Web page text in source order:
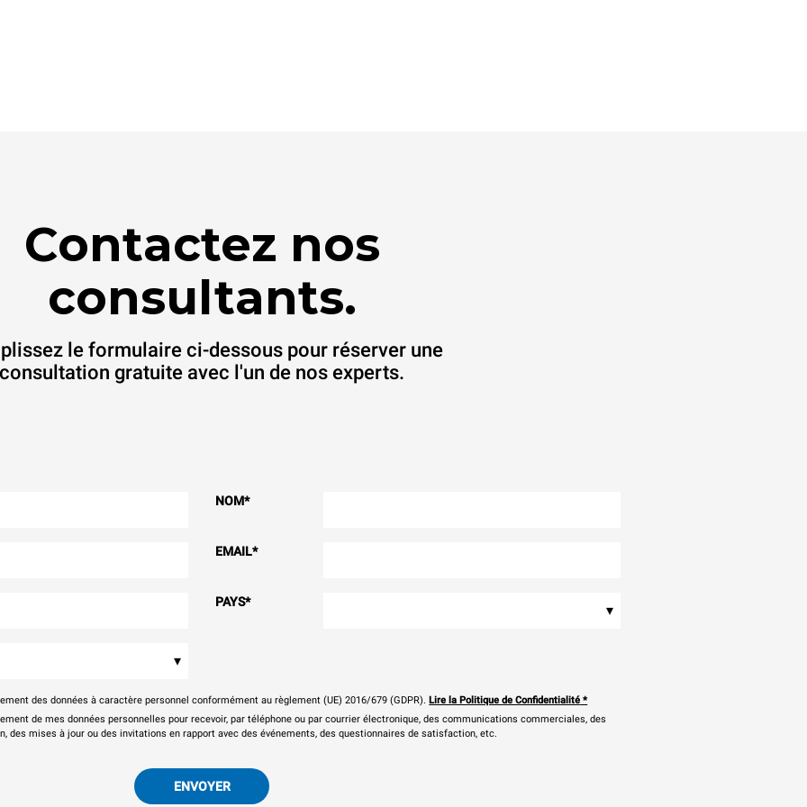
Contactez nos
consultants.
le formulaire ci-dessous pour réserver une
consultation gratuite avec l'un de nos experts.
NOM*
EMAIL*
PAYS* ▾
▾
des données à caractère personnel conformément au règlement (UE) 2016/679 (GDPR). Lire la Politique de Confidentialité *
de mes données personnelles pour recevoir, par téléphone ou par courrier électronique, des communications commerciales, des
des mises à jour ou des invitations en rapport avec des événements, des questionnaires de satisfaction, etc.
ENVOYER